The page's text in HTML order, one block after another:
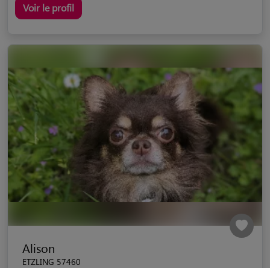
Voir le profil
Alison
ETZLING 57460